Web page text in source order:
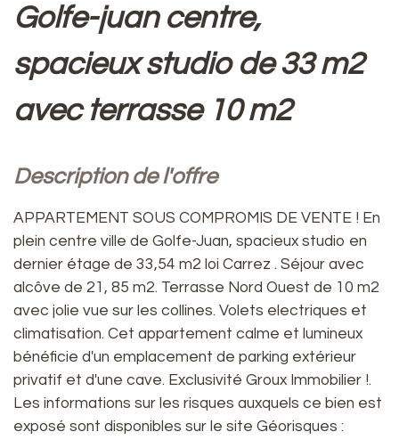
golfe-juan centre,
spacieux studio de 33 m2
avec terrasse 10 m2
description de l'offre
APPARTEMENT SOUS COMPROMIS DE VENTE ! En
plein centre ville de Golfe-Juan, spacieux studio en
dernier étage de 33,54 m2 loi Carrez . Séjour avec
alcôve de 21, 85 m2. Terrasse Nord Ouest de 10 m2
avec jolie vue sur les collines. Volets electriques et
climatisation. Cet appartement calme et lumineux
bénéficie d'un emplacement de parking extérieur
privatif et d'une cave. Exclusivité Groux Immobilier !.
Les informations sur les risques auxquels ce bien est
exposé sont disponibles sur le site Géorisques :